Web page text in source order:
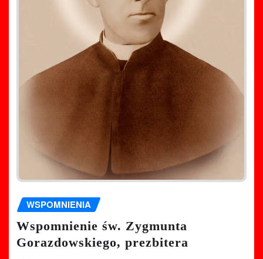
WSPOMNIENIA
Wspomnienie św. Zygmunta
Gorazdowskiego, prezbitera